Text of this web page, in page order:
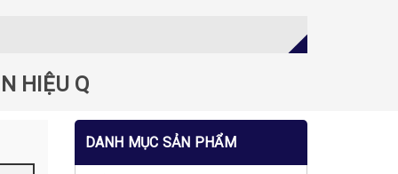
HIỆU Q
DANH MỤC SẢN PHẨM